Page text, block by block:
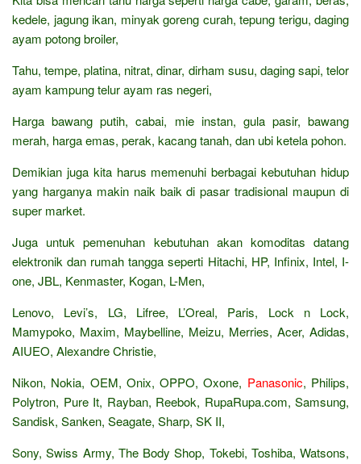
kedele, jagung ikan, minyak goreng curah, tepung terigu, daging
ayam potong broiler,
Tahu, tempe, platina, nitrat, dinar, dirham susu, daging sapi, telor
ayam kampung telur ayam ras negeri,
Harga bawang putih, cabai, mie instan, gula pasir, bawang
merah, harga emas, perak, kacang tanah, dan ubi ketela pohon.
Demikian juga kita harus memenuhi berbagai kebutuhan hidup
yang harganya makin naik baik di pasar tradisional maupun di
super market.
Juga untuk pemenuhan kebutuhan akan komoditas datang
elektronik dan rumah tangga seperti Hitachi, HP, Infinix, Intel, I-
one, JBL, Kenmaster, Kogan, L-Men,
Lenovo, Levi’s, LG, Lifree, L’Oreal, Paris, Lock n Lock,
Mamypoko, Maxim, Maybelline, Meizu, Merries, Acer, Adidas,
AIUEO, Alexandre Christie,
Nikon, Nokia, OEM, Onix, OPPO, Oxone, Panasonic, Philips,
Polytron, Pure It, Rayban, Reebok, RupaRupa.com, Samsung,
Sandisk, Sanken, Seagate, Sharp, SK II,
Sony, Swiss Army, The Body Shop, Tokebi, Toshiba, Watsons,